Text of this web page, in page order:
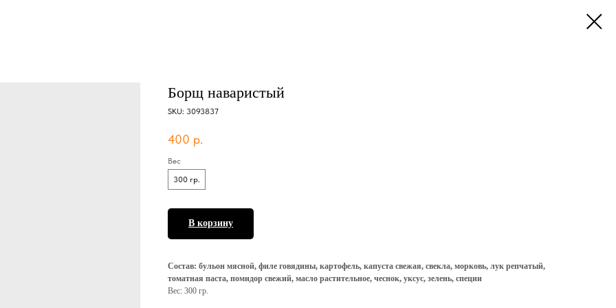
Борщ наваристый
SKU: 3093837
400 р.
Вес
300 гр.
В корзину
Состав: бульон мясной, филе говядины, картофель, капуста свежая, свекла, морковь, лук репчатый,
томатная паста, помидор свежий, масло растительное, чеснок, уксус, зелень, специи
Вес: 300 гр.